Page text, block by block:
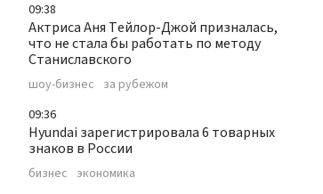
09:38
Актриса Аня Тейлор-Джой призналась,
что не стала бы работать по методу
Станиславского
шоу-бизнес за рубежом
09:36
Hyundai зарегистрировала 6 товарных
знаков в России
бизнес экономика